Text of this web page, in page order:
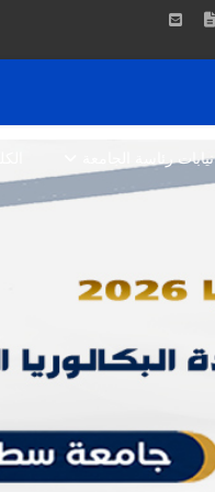
نيابات رئاسة الجامعة